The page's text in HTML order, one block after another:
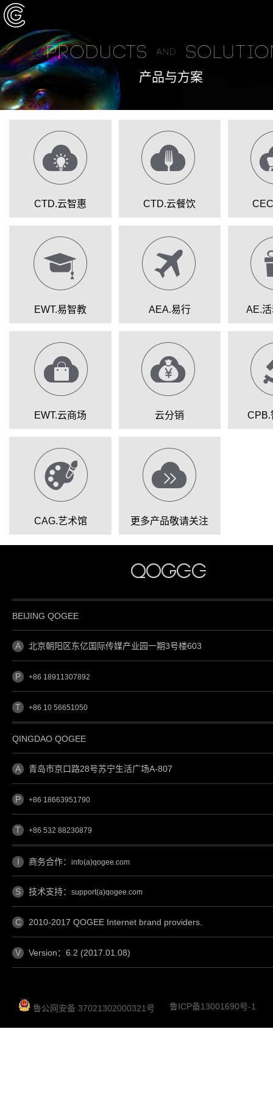
PRODUCTS AND
产品与方案
CTD.云智惠 CTD.云餐饮
EWT.易智教 AEA.易行 AE.
EWT.云商场 云分销 CPB.
CAG.艺术馆 更多产品敬请关注
BEIJING QOGEE
A 北京朝阳区东亿国际传媒产业园一期3号楼603
P +86 18911307892
T +86 10 56651050
QINGDAO QOGEE
A 青岛市京口路28号苏宁生活广场A-807
P +86 18663951790
T +86 532 88230879
I 商务合作： info(a)qogee.com
S 技术支持： support(a)qogee.com
C 2010-2017 QOGEE Internet brand providers.
V Version：6.2 (2017.01.08)
鲁公网安备 37021302000321号 鲁ICP备13001690号-1